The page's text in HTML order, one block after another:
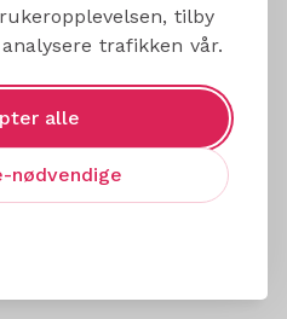
tilby
trafikken vår.
alle
nødvendige